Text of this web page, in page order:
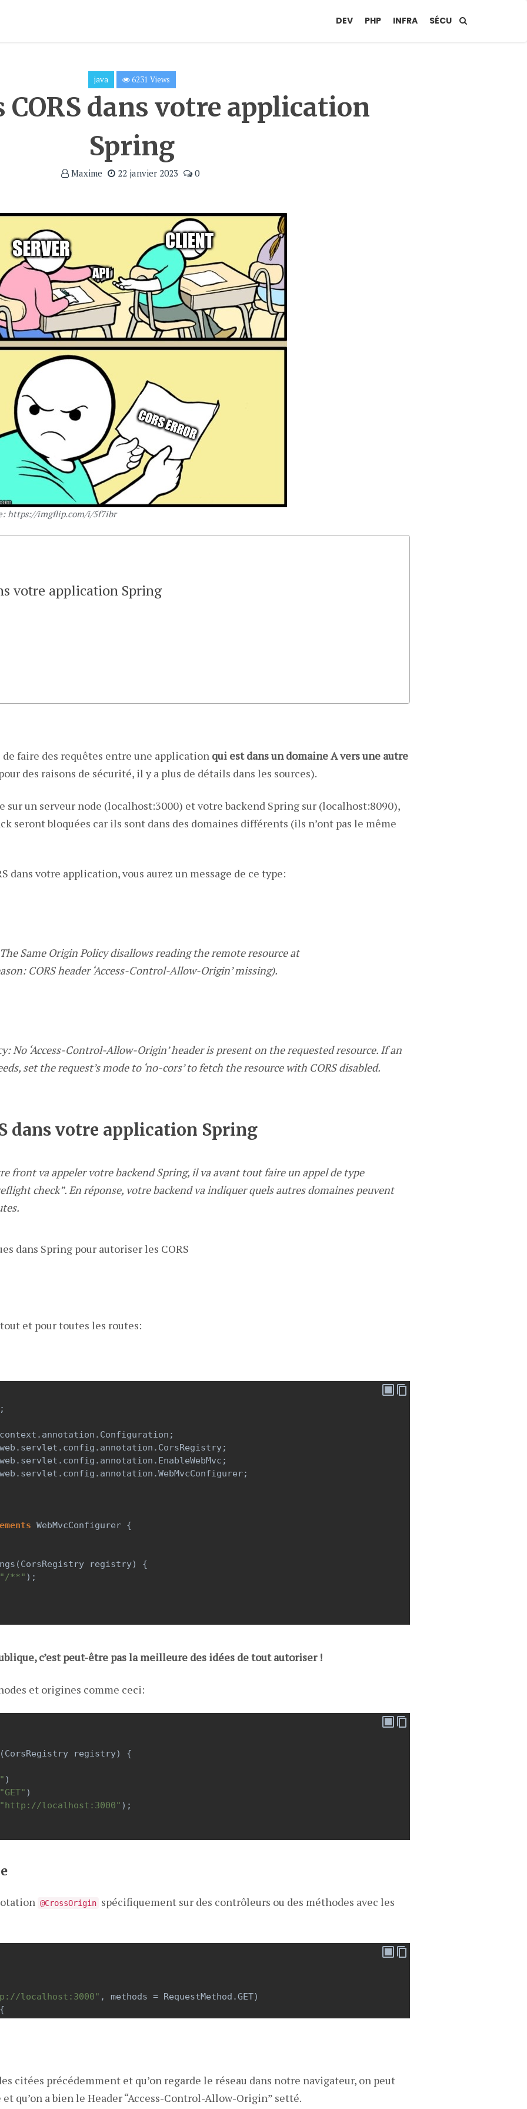
DEV PHP INFRA SÉCU
java 6231 Views
CORS dans votre application
Spring
Maxime 22 janvier 2023 0
https://imgflip.com/i/5f7ibr
votre application Spring
de faire des requêtes entre une applicationqui est dans un domaine A vers une autre
des raisons de sécurité, il y a plus de détails dans les sources).
sur un serveur node (localhost:3000) et votre backend Spring sur (localhost:8090),
seront bloquées car ils sont dans des domaines différents (ils n’ont pas le même
dans votre application, vous aurez un message de ce type:
Same Origin Policy disallows reading the remote resource at
CORS header ‘Access-Control-Allow-Origin’ missing).
No ‘Access-Control-Allow-Origin’ header is present on the requested resource. If an
set the request’s mode to ‘no-cors’ to fetch the resource with CORS disabled.
dans votre application Spring
front va appeler votre backend Spring, il va avant tout faire un appel de type
check”. En réponse, votre backend va indiquer quels autres domaines peuvent
dans Spring pour autoriser les CORS
et pour toutes les routes:
. annotation . Configuration ;
. servlet . config . annotation . CorsRegistry;
. servlet . config . annotation . EnableWebMvc ;
. servlet . config . annotation .WebMvcConfigurer;
WebMvcConfigurer {
(CorsRegistry registry) {
**" );
c’est peut-être pas la meilleure des idées de tout autoriser !
et origines comme ceci:
CorsRegistry registry) {
)
)
localhost:3000" );
@CrossOrigin spécifiquement sur des contrôleurs ou des méthodes avec les
localhost:3000" , methods = RequestMethod .GET)
citées précédemment et qu’on regarde le réseau dans notre navigateur, on peut
qu’on a bien le Header “Access-Control-Allow-Origin” setté.